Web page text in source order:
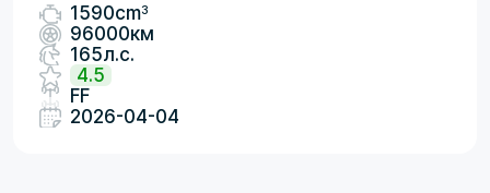
1590cm3
96000км
165л.с.
4.5
FF
2026-04-04